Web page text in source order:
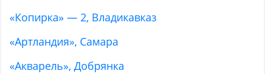
«Копирка» — 2, Владикавказ
«Артландия», Самара
«Акварель», Добрянка